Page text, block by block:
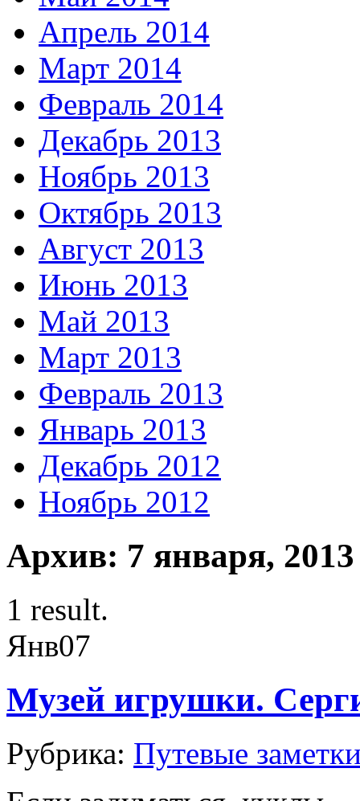
Апрель 2014
Март 2014
Февраль 2014
Декабрь 2013
Ноябрь 2013
Октябрь 2013
Август 2013
Июнь 2013
Май 2013
Март 2013
Февраль 2013
Январь 2013
Декабрь 2012
Ноябрь 2012
Архив: 7 января, 2013
1 result.
Янв07
Музей игрушки.
Рубрика: Путевые